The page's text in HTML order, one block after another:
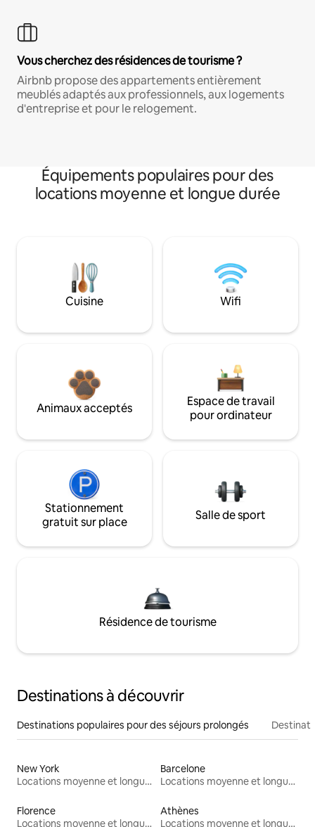
Vous cherchez des résidences de tourisme ?
Airbnb propose des appartements entièrement
meublés adaptés aux professionnels, aux logements
d'entreprise et pour le relogement.
Équipements populaires pour des
locations moyenne et longue durée
Cuisine Wifi
Animaux acceptés
Espace de travail
pour ordinateur
Stationnement
gratuit sur place
Salle de sport
Résidence de tourisme
Destinations à découvrir
Destinations populaires pour des séjours prolongés
New York
Locations moyenne et longue durée
Barcelone
Locations moyenne et longue durée
Florence
Locations moyenne et longue durée
Athènes
Locations moyenne et longue durée